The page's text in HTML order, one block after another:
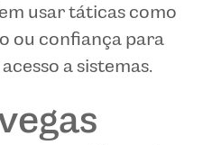
usar táticas como
ou confiança para
a sistemas.